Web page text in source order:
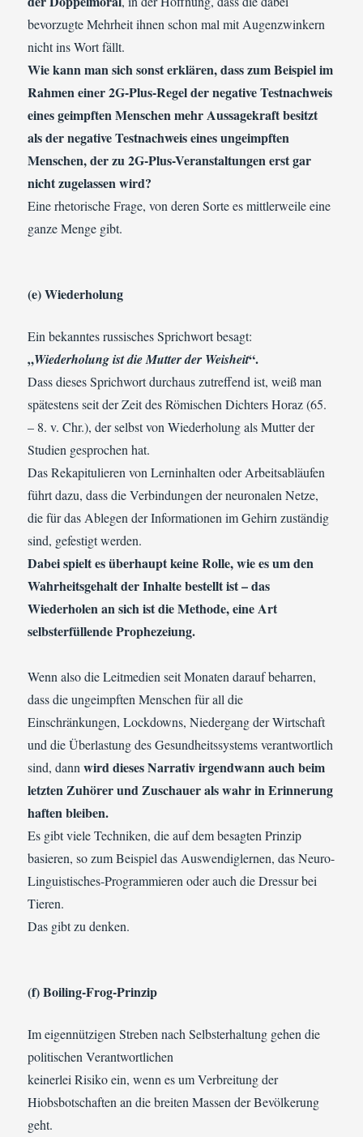
bevorzugte Mehrheit ihnen schon mal mit Augenzwinkern
nicht ins Wort fällt.
Wie kann man sich sonst erklären, dass zum Beispiel im
Rahmen einer 2G-Plus-Regel der negative Testnachweis
eines geimpften Menschen mehr Aussagekraft besitzt
als der negative Testnachweis eines ungeimpften
Menschen, der zu 2G-Plus-Veranstaltungen erst gar
nicht zugelassen wird?
Eine rhetorische Frage, von deren Sorte es mittlerweile eine
ganze Menge gibt.
(e) Wiederholung
Ein bekanntes russisches Sprichwort besagt:
„Wiederholung ist die Mutter der Weisheit“.
Dass dieses Sprichwort durchaus zutreffend ist, weiß man
spätestens seit der Zeit des Römischen Dichters Horaz (65.
– 8. v. Chr.), der selbst von Wiederholung als Mutter der
Studien gesprochen hat.
Das Rekapitulieren von Lerninhalten oder Arbeitsabläufen
führt dazu, dass die Verbindungen der neuronalen Netze,
die für das Ablegen der Informationen im Gehirn zuständig
sind, gefestigt werden.
Dabei spielt es überhaupt keine Rolle, wie es um den
Wahrheitsgehalt der Inhalte bestellt ist – das
Wiederholen an sich ist die Methode, eine Art
selbsterfüllende Prophezeiung.
Wenn also die Leitmedien seit Monaten darauf beharren,
dass die ungeimpften Menschen für all die
Einschränkungen, Lockdowns, Niedergang der Wirtschaft
und die Überlastung des Gesundheitssystems verantwortlich
sind, dannwird dieses Narrativ irgendwann auch beim
letzten Zuhörer und Zuschauer als wahr in Erinnerung
haften bleiben.
Es gibt viele Techniken, die auf dem besagten Prinzip
basieren, so zum Beispiel das Auswendiglernen, das Neuro-
Linguistisches-Programmieren oder auch die Dressur bei
Tieren.
Das gibt zu denken.
(f) Boiling-Frog-Prinzip
Im eigennützigen Streben nach Selbsterhaltung gehen die
politischen Verantwortlichen
keinerlei Risiko ein, wenn es um Verbreitung der
Hiobsbotschaften an die breiten Massen der Bevölkerung
geht.